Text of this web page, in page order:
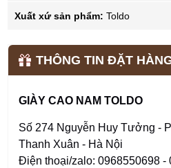
Xuất xứ sản phẩm: Toldo
THÔNG TIN ĐẶT
GIÀY CAO NAM TOLDO
Số 274 Nguyễn Huy Tưởng -
Thanh Xuân - Hà Nội
Điện thoại/zalo: 0968550698 -